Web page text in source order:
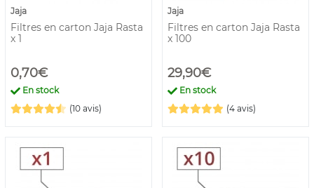
Jaja
Filtres en carton Jaja Rasta
x 1
0,70€
En stock
(10 avis)
Jaja
Filtres en carton Jaja Rasta
x 100
29,90€
En stock
(4 avis)